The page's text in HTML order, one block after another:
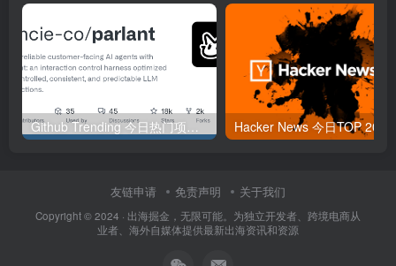
Github Trending 今日热门项目 | 2025-09-06
友链申请 免责声明 关于我们
Copyright © 2024 · 出海掘金，无限可能。为独立开发者、跨境电商从
业者、海外自媒体提供最新出海资讯和资源